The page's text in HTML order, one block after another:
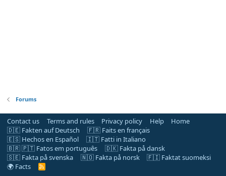
Forums
Contact us Terms and rules Privacy policy Help
Home
🇩🇪 Fakten auf Deutsch
🇫🇷 Faits en français
🇪🇸 Hechos en Español
🇮🇹 Fatti in Italiano
🇧🇷 🇵🇹 Fatos em português
🇩🇰 Fakta på dansk
🇸🇪 Fakta på svenska
🇳🇴 Fakta på norsk
🇫🇮 Faktat suomeksi
🌍 Facts
R